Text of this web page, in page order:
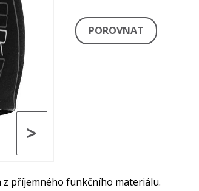
>
POROVNAT
z příjemného funkčního materiálu.